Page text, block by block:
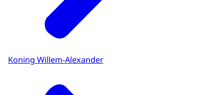
Koning Willem-Alexander